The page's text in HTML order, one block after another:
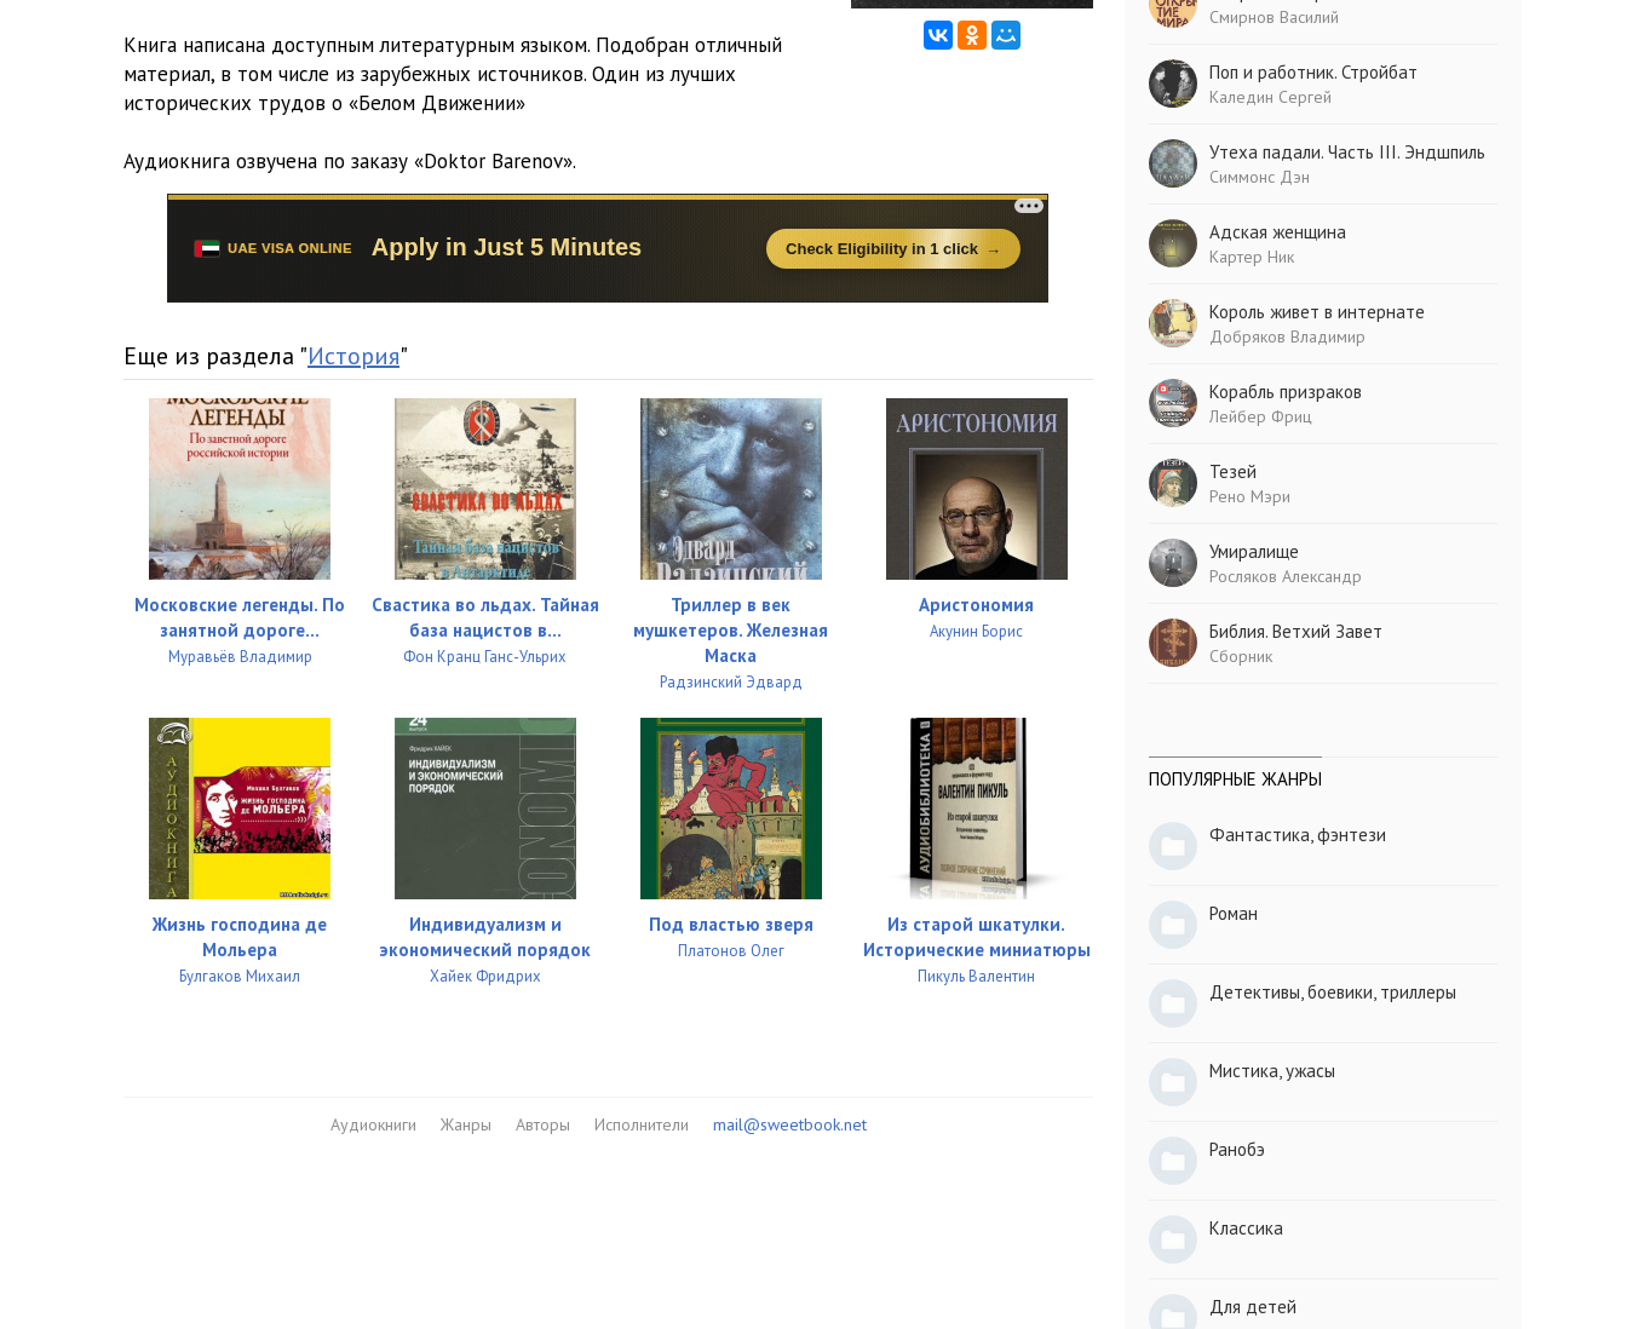
012
013
014
29:21
017 33:54
018
019 05:45
020 28:55
022
023
024
026
027
028
029 27:27
030 29:38
Книга написана доступным литературным языком. Подобран отличный
материал, в том числе из зарубежных источников. Один из лучших
исторических трудов о «Белом Движении»
Аудиокнига озвучена по заказу «Doktor Barenov».
Еще из раздела "История"
Московские легенды. По
занятной дороге...
Муравьёв Владимир
Свастика во льдах. Тайная
база нацистов в...
Фон Кранц Ганс-Ульрих
Триллер в век
мушкетеров. Железная
Маска
Радзинский Эдвард
Аристономия
Акунин Борис
Жизнь господина де
Мольера
Булгаков Михаил
Индивидуализм и
экономический порядок
Хайек Фридрих
Под властью зверя
Платонов Олег
Из старой шкатулки.
Исторические миниатюры
Пикуль Валентин
Аудиокниги Жанры Авторы Исполнители mail@sweetbook.net
Смирнов Василий
Поп и работник. Стройбат
Каледин Сергей
Утеха падали. Часть III. Эндшпиль
Симмонс Дэн
Адская женщина
Картер Ник
Король живет в интернате
Добряков Владимир
Корабль призраков
Лейбер Фриц
Тезей
Рено Мэри
Умиралище
Росляков Александр
Библия. Ветхий Завет
Сборник
ПОПУЛЯРНЫЕ ЖАНРЫ
Фантастика, фэнтези
Роман
Детективы, боевики, триллеры
Мистика, ужасы
Ранобэ
Классика
Для детей